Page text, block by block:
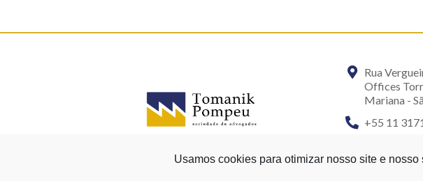
Rua
Offices
Mariana -
+55 11
Usamos cookies para otimizar nosso site e nosso